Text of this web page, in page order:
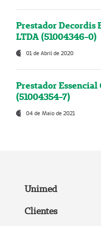
Prestador Decordis
LTDA (51004346-0)
01 de Abril de 2020
Prestador Essencial
(51004354-7)
04 de Maio de 2021
Unimed
Clientes